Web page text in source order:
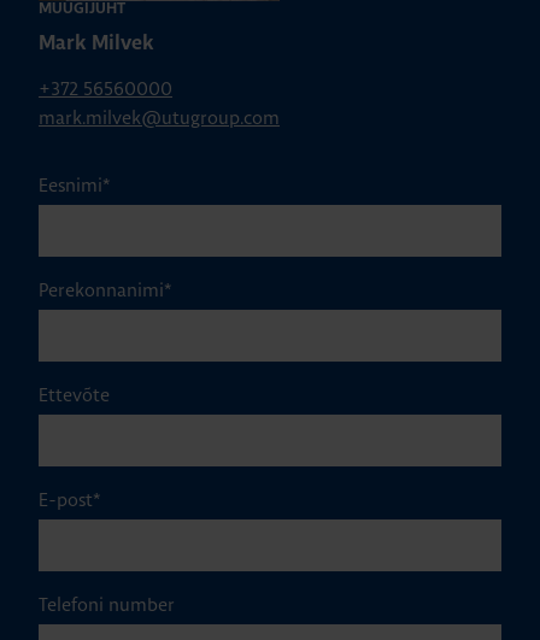
MÜÜGIJUHT
Mark Milvek
+372 56560000
mark.milvek@utugroup.com
Eesnimi*
Perekonnanimi*
Ettevõte
E-post*
Telefoni number